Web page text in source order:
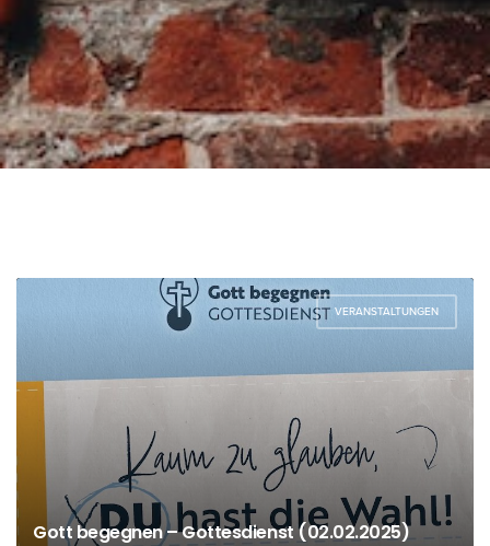
VERANSTALTUNGEN
Gott begegnen – Gottesdienst (02.02.2025)